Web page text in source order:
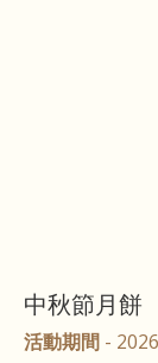
中秋節月餅
活動期間 -